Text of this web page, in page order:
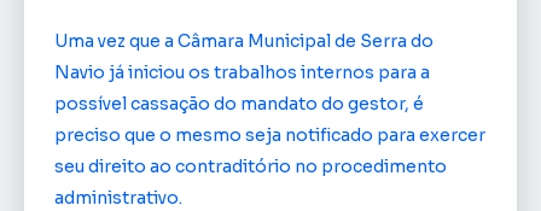
Uma vez que a Câmara Municipal de Serra do
Navio já iniciou os trabalhos internos para a
possível cassação do mandato do gestor, é
preciso que o mesmo seja notificado para exercer
seu direito ao contraditório no procedimento
administrativo.